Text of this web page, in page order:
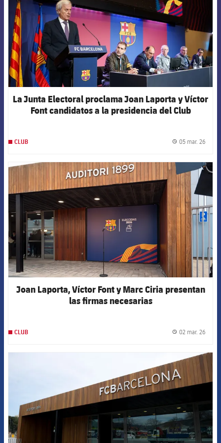
La Junta Electoral proclama Joan Laporta y Víctor
Font candidatos a la presidencia del Club
CLUB 05 mar. 26
FCB Barcelona badge
Joan Laporta, Víctor Font y Marc Ciria presentan
las firmas necesarias
CLUB 02 mar. 26